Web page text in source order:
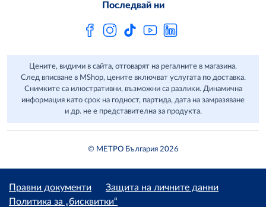
Последвай ни
Цените, видими в сайта, отговарят на регалните в магазина.
След вписване в MShop, цените включват услугата по доставка.
Снимките са илюстративни, възможни са разлики. Динамична
информация като срок на годност, партида, дата на замразяване
и др. не е представителна за продукта.
© МЕТРО България 2026
Правни документи
Защита на личните данни
Политика за „бисквитки“